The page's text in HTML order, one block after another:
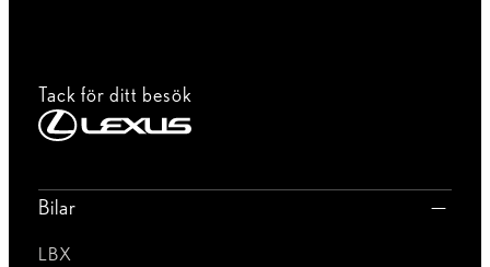
Tack för ditt besök
Bilar
LBX